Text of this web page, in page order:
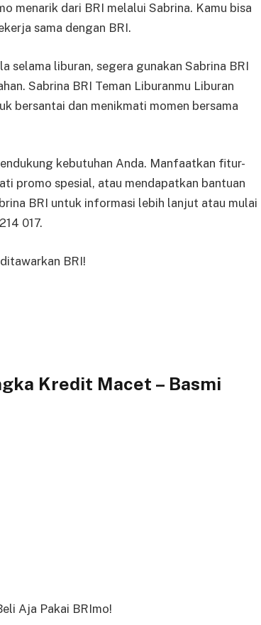
menarik dari BRI melalui Sabrina. Kamu bisa
sama dengan BRI.
selama liburan, segera gunakan Sabrina BRI
Sabrina BRI Teman Liburanmu Liburan
bersantai dan menikmati momen bersama
kebutuhan Anda. Manfaatkan fitur-
promo spesial, atau mendapatkan bantuan
BRI untuk informasi lebih lanjut atau mulai
017.
BRI!
Kredit Macet – Basmi
Aja Pakai BRImo!